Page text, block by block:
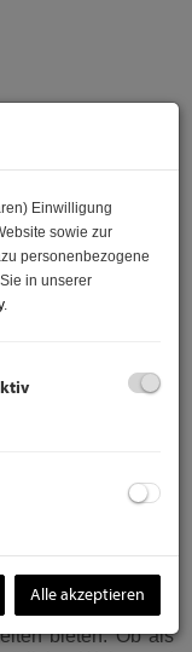
in der 1. Etage
für ein modernes
Mietpreis von
eine attraktive
zu wohnen.
Zimmer, die
bieten. Ob als
Einwilligung
sowie zur
personenbezogene
in unserer
.
Alle akzeptieren